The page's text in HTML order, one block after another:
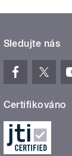
Sledujte nás
Certifikováno